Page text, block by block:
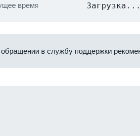
время Загрузка...
в службу поддержки